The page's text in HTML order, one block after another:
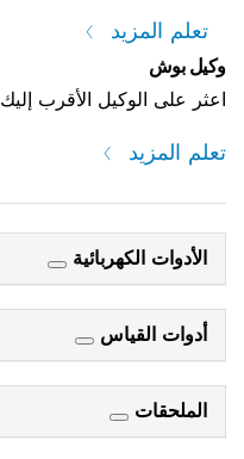
تعلم المزيد
وكيل بوش
اعثر على الوكيل الأقرب إليك
تعلم المزيد
الأدوات الكهربائية
أدوات القياس
الملحقات